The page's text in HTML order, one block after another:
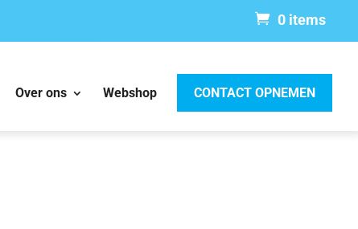
0 items
Over ons Webshop CONTACT OPNEMEN